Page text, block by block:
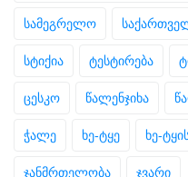
სამეგრელო
სტიქია ტესტირება
ცესკო წალენჯიხა
ჭალე ხე-ტყე ხე-
ჯანმრთელობა ჯვარი